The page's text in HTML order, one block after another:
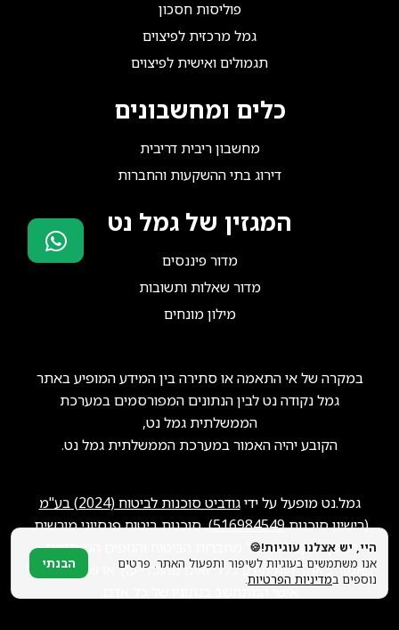
פוליסות חסכון
גמל מרכזית לפיצוים
תגמולים ואישית לפיצוים
כלים ומחשבונים
מחשבון ריבית דריבית
דירוג בתי ההשקעות והחברות
המגזין של גמל נט
מדור פיננסים
מדור שאלות ותשובות
מילון מונחים
במקרה של אי התאמה או סתירה בין המידע המופיע באתר
גמל נקודה נט לבין הנתונים המפורסמים במערכת
הממשלתית גמל נט,
הקובע יהיה האמור במערכת הממשלתית גמל נט.
גמל.נט מופעל על ידיגודביט סוכנות לביטוח (2024) בע"מ
(רישיון סוכנות516984549), סוכנות ביטוח פנסיוני מורשית.
ייתכן שנקבל תגמול מחברות הביטוח והגופים המוסדיים.
האמור באתר הוא מידע כללי ואינו מהווה ייעוץ או שיווק פנסיוני
אישי המתחשב בנתוניו של כל אדם.
היי, יש אצלנו עוגיות!🍪
אנו משתמשים בעוגיות לשיפור ותפעול האתר. פרטים
נוספים במדיניות הפרטיות.
הבנתי